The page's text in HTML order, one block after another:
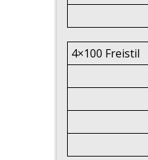
4×100 Freistil